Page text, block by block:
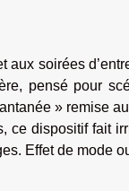
aux soirées
pensé pour
» remise
ce dispositif fait
Effet de mode